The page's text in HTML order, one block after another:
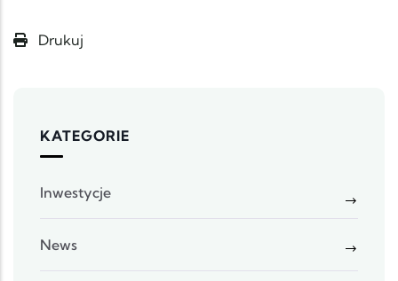
Drukuj
KATEGORIE
Inwestycje
News